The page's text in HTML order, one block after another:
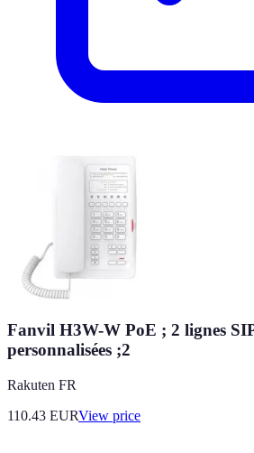
Fanvil H3W-W PoE ; 2 lignes
personnalisées ;2
Rakuten FR
110.43 EURView price